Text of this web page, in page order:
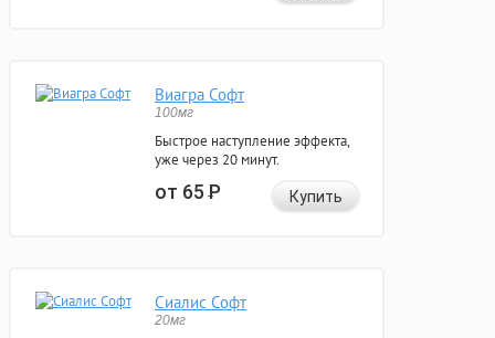
Виагра Софт
100мг
Быстрое наступление эффекта,
уже через 20 минут.
от 65Р Купить
Сиалис Софт
20мг